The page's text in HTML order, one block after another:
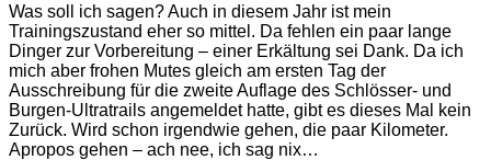
Was soll ich sagen? Auch in diesem Jahr ist mein
Trainingszustand eher so mittel. Da fehlen ein paar lange
Dinger zur Vorbereitung – einer Erkältung sei Dank. Da ich
mich aber frohen Mutes gleich am ersten Tag der
Ausschreibung für die zweite Auflage des Schlösser- und
Burgen-Ultratrails angemeldet hatte, gibt es dieses Mal kein
Zurück. Wird schon irgendwie gehen, die paar Kilometer.
Apropos gehen – ach nee, ich sag nix…